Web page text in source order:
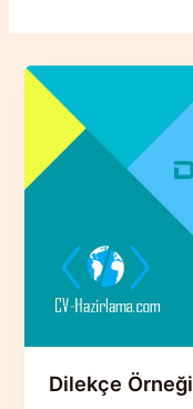
Dilekçe Örneği